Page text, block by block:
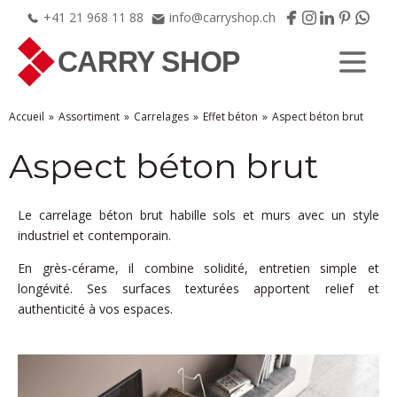
+41 21 968 11 88 info@carryshop.ch
Accueil Assortiment Carrelages Effet béton Aspect béton brut
Aspect béton brut
Le carrelage béton brut habille sols et murs avec un style
industriel et contemporain.
En grès-cérame, il combine solidité, entretien simple et
longévité. Ses surfaces texturées apportent relief et
authenticité à vos espaces.